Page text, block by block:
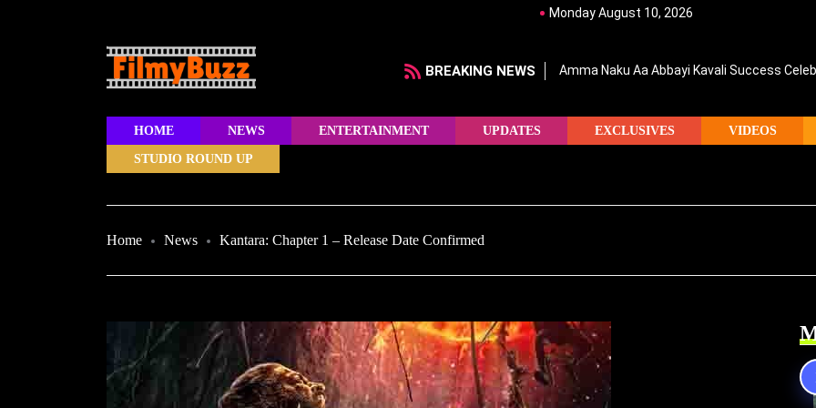
Monday August 10, 2026
BREAKING NEWS Amma Naku Aa Abbayi Kavali Success
HOME NEWS ENTERTAINMENT UPDATES EXCLUSIVES VIDEOS
STUDIO ROUND UP
Home News Kantara: Chapter 1 – Release Date Confirmed